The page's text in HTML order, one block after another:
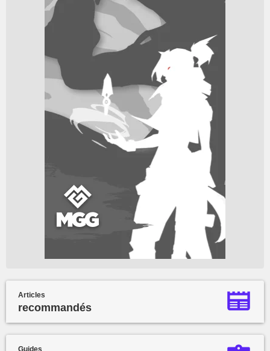
Articles
recommandés
Guides